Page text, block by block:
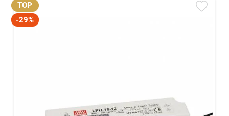
TOP
-29%